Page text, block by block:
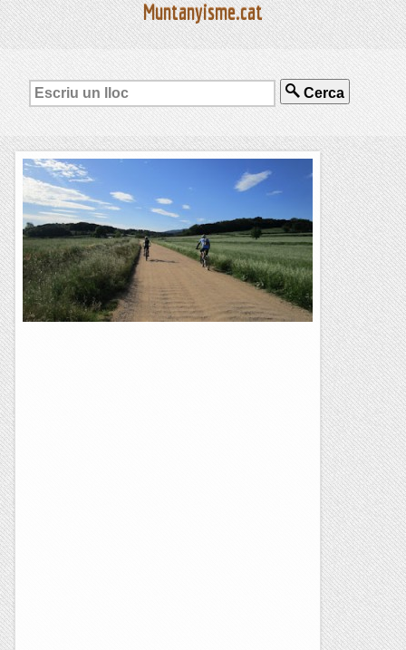
Muntanyisme.cat
Cerca